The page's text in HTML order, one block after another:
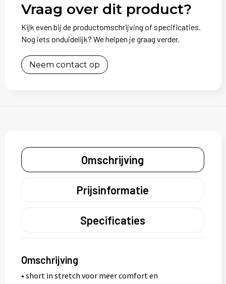
Vraag over dit product?
Kijk even bij de productomschrijving of specificaties.
Nog iets onduidelijk? We helpen je graag verder.
Neem contact op
Omschrijving
Prijsinformatie
Specificaties
Omschrijving
• short in stretch voor meer comfort en